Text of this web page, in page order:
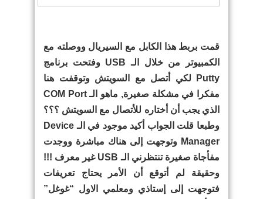
قمت بربط هذا الكابل مع السيريال ووصلته مع
الكمبيوتر من خلال الـ USB وفتحت برنامج
Putty لكي أتصل مع السويتش وتوقفت هنا
مفكرا في مشكلة صغيرة, ماهو الـ COM Port
الذي يجب أن أختاره للأتصال مع السويتش ؟؟؟
وطبعا قلت الجواب أكيد موجود في الـ Device
Manager وتوجهت إلى هناك مباشرة ووجدت
مفأجاة صغيرة تنتظرني الـ USB غير معرف !!!
وحقيقة لم أتوقع أن الأمر يحتاج تعريفات
فتوجهت إلى إستاذي ومعلمي الاول “غوغل”